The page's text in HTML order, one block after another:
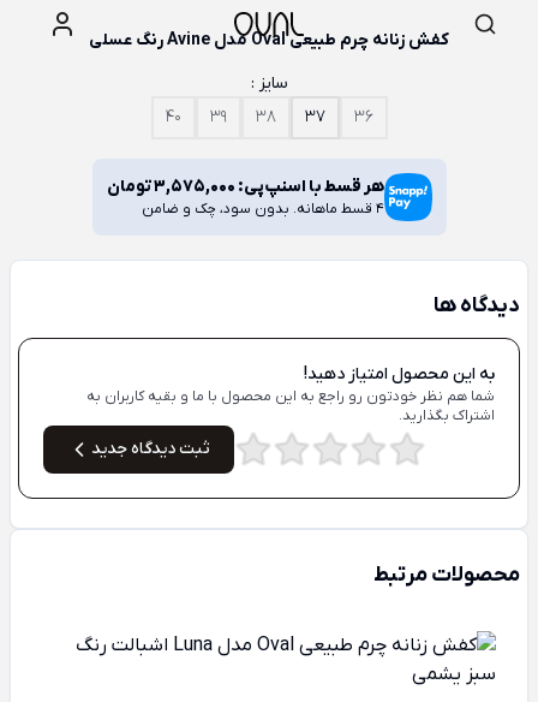
کفش زنانه چرم طبیعی Oval مدل Avine رنگ عسلی
سایز :
36
37
38
39
40
هر قسط با اسنپ‌پی: 3,575,000تومان
4 قسط ماهانه. بدون سود، چک و ضامن
دیدگاه ها
به این محصول امتیاز دهید!
شما هم نظر خودتون رو راجع به این محصول با ما و بقیه کاربران به
اشتراک بگذارید.
ثبت دیدگاه جدید
محصولات مرتبط